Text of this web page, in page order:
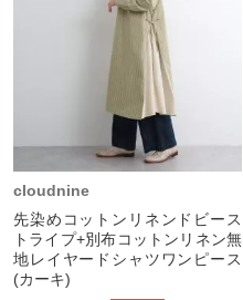
cloudnine
先染めコットンリネンドビース
トライプ+別布コットンリネン無
地レイヤードシャツワンピース
(カーキ)